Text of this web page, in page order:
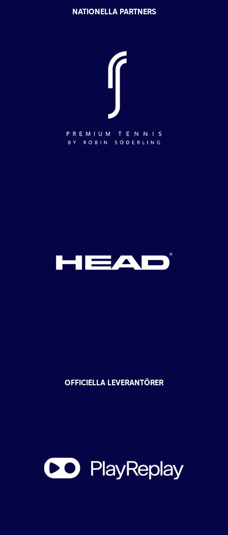
NATIONELLA PARTNERS
OFFICIELLA LEVERANTÖRER